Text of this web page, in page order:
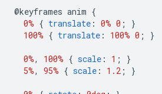
@keyframes anim {
0% { translate : 0% 0 ;
}
100% { translate : 100% 0 ; }
0%, 100% { scale : 1 ;
}
5%, 95% { scale : 1.2 ; }